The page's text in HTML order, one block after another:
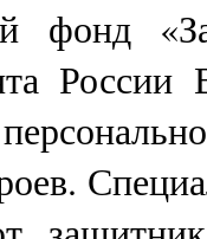
фонд